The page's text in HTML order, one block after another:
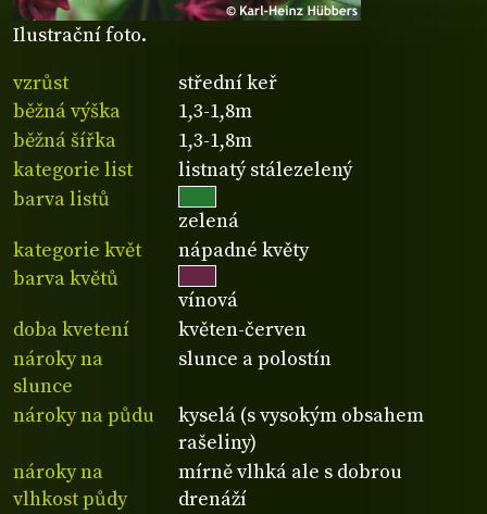
Ilustrační foto.
vzrůst
střední keř
běžná výška
1,3-1,8m
běžná šířka
1,3-1,8m
kategorie list
listnatý stálezelený
barva listů
zelená
kategorie květ
nápadné květy
barva květů
vínová
doba kvetení
květen-červen
nároky na
slunce
slunce a polostín
nároky na půdu
kyselá (s vysokým obsahem
rašeliny)
nároky na
vlhkost půdy
mírně vlhká ale s dobrou
drenáží